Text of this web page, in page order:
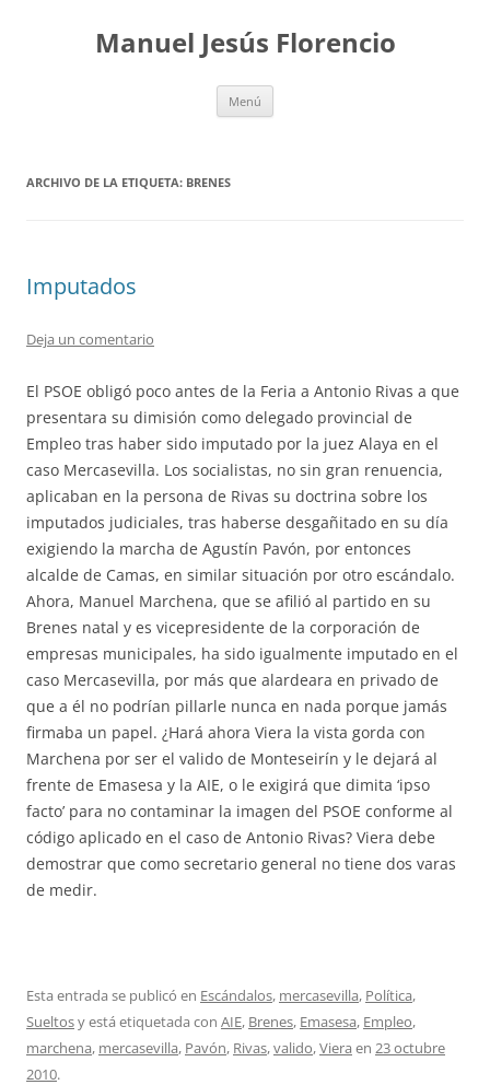
contenidoManuel Jesús Florencio
Menú
ARCHIVO DE LA ETIQUETA: BRENES
Imputados
Deja un comentario
El PSOE obligó poco antes de la Feria a Antonio Rivas a que
presentara su dimisión como delegado provincial de
Empleo tras haber sido imputado por la juez Alaya en el
caso Mercasevilla. Los socialistas, no sin gran renuencia,
aplicaban en la persona de Rivas su doctrina sobre los
imputados judiciales, tras haberse desgañitado en su día
exigiendo la marcha de Agustín Pavón, por entonces
alcalde de Camas, en similar situación por otro escándalo.
Ahora, Manuel Marchena, que se afilió al partido en su
Brenes natal y es vicepresidente de la corporación de
empresas municipales, ha sido igualmente imputado en el
caso Mercasevilla, por más que alardeara en privado de
que a él no podrían pillarle nunca en nada porque jamás
firmaba un papel. ¿Hará ahora Viera la vista gorda con
Marchena por ser el valido de Monteseirín y le dejará al
frente de Emasesa y la AIE, o le exigirá que dimita ‘ipso
facto’ para no contaminar la imagen del PSOE conforme al
código aplicado en el caso de Antonio Rivas? Viera debe
demostrar que como secretario general no tiene dos varas
de medir.
Esta entrada se publicó en Escándalos, mercasevilla, Política,
Sueltosy está etiquetada con AIE, Brenes, Emasesa, Empleo,
marchena, mercasevilla, Pavón, Rivas,valido,Viera en 23 octubre
2010.